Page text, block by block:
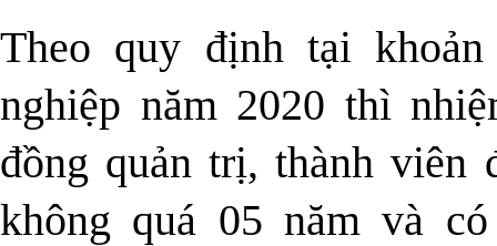
Theo quy định tại
nghiệp năm 2020 thì
đồng quản trị, thành viên
không quá 05 năm và